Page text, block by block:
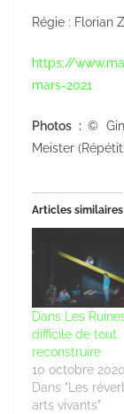
Régie : Florian
https://
mars-2021
Photos :©
Meister
Articles similaires
Dans Les
difficile de tout
reconstruire
10 octobre 2020
Dans "Les
arts vivants"